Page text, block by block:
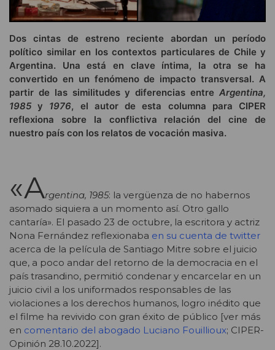
Dos cintas de estreno reciente abordan un período
político similar en los contextos particulares de Chile y
Argentina. Una está en clave íntima, la otra se ha
convertido en un fenómeno de impacto transversal. A
partir de las similitudes y diferencias entre Argentina,
1985 y 1976, el autor de esta columna para CIPER
reflexiona sobre la conflictiva relación del cine de
nuestro país con los relatos de vocación masiva.
«Argentina, 1985: la vergüenza de no habernos
asomado siquiera a un momento así. Otro gallo
cantaría». El pasado 23 de octubre, la escritora y actriz
Nona Fernández reflexionaba en su cuenta de twitter
acerca de la película de Santiago Mitre sobre el juicio
que, a poco andar del retorno de la democracia en el
país trasandino, permitió condenar y encarcelar en un
juicio civil a los uniformados responsables de las
violaciones a los derechos humanos, logro inédito que
el filme ha revivido con gran éxito de público [ver más
en comentario del abogado Luciano Fouillioux; CIPER-
Opinión 28.10.2022].